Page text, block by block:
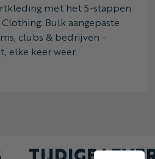
met het 5-stappen
Bulk aangepaste
clubs & bedrijven -
elke keer weer.